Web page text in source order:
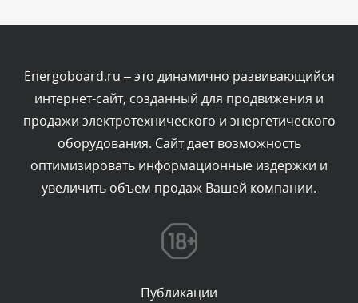
Комментарий проверяется
Текст комментария будет виден после проверки
администратором.
Сегодня, в 01:40
Комментарий проверяется
Текст комментария будет виден после проверки
Комментарий проверяется
Energoboard.ru – это динамично развивающийся
интернет-сайт, созданный для продвижения и
продажи электротехнического и энергетического
оборудования. Сайт дает возможность
оптимизировать информационные издержки и
увеличить объем продаж Вашей компании.
Публикации